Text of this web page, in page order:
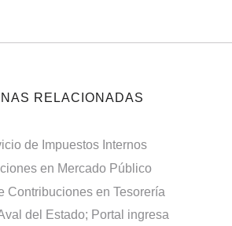
RELACIONADAS
de Impuestos Internos
en Mercado Público
Contribuciones en Tesorería
del Estado; Portal ingresa